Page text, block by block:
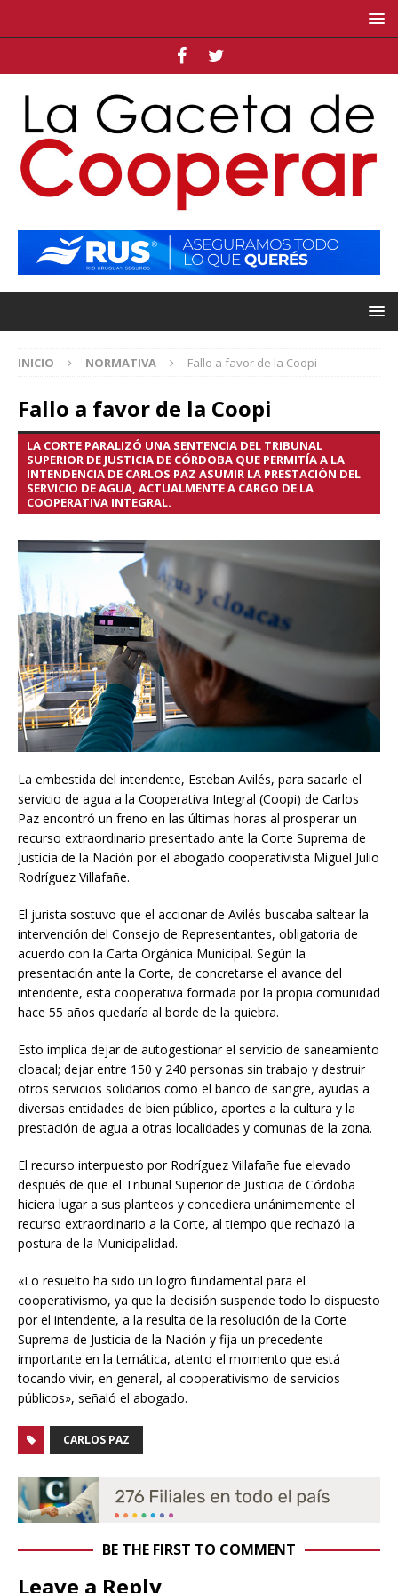
INICIO NORMATIVA Fallo a favor de la Coopi
Fallo a favor de la Coopi
LA CORTE PARALIZÓ UNA SENTENCIA DEL TRIBUNAL
SUPERIOR DE JUSTICIA DE CÓRDOBA QUE PERMITÍA A LA
INTENDENCIA DE CARLOS PAZ ASUMIR LA PRESTACIÓN DEL
SERVICIO DE AGUA, ACTUALMENTE A CARGO DE LA
COOPERATIVA INTEGRAL.
La embestida del intendente, Esteban Avilés, para sacarle el
servicio de agua a la Cooperativa Integral (Coopi) de Carlos
Paz encontró un freno en las últimas horas al prosperar un
recurso extraordinario presentado ante la Corte Suprema de
Justicia de la Nación por el abogado cooperativista Miguel Julio
Rodríguez Villafañe.
El jurista sostuvo que el accionar de Avilés buscaba saltear la
intervención del Consejo de Representantes, obligatoria de
acuerdo con la Carta Orgánica Municipal. Según la
presentación ante la Corte, de concretarse el avance del
intendente, esta cooperativa formada por la propia comunidad
hace 55 años quedaría al borde de la quiebra.
Esto implica dejar de autogestionar el servicio de saneamiento
cloacal; dejar entre 150 y 240 personas sin trabajo y destruir
otros servicios solidarios como el banco de sangre, ayudas a
diversas entidades de bien público, aportes a la cultura y la
prestación de agua a otras localidades y comunas de la zona.
El recurso interpuesto por Rodríguez Villafañe fue elevado
después de que el Tribunal Superior de Justicia de Córdoba
hiciera lugar a sus planteos y concediera unánimemente el
recurso extraordinario a la Corte, al tiempo que rechazó la
postura de la Municipalidad.
«Lo resuelto ha sido un logro fundamental para el
cooperativismo, ya que la decisión suspende todo lo dispuesto
por el intendente, a la resulta de la resolución de la Corte
Suprema de Justicia de la Nación y fija un precedente
importante en la temática, atento el momento que está
tocando vivir, en general, al cooperativismo de servicios
públicos», señaló el abogado.
CARLOS PAZ
BE THE FIRST TO COMMENT
Leave a Reply